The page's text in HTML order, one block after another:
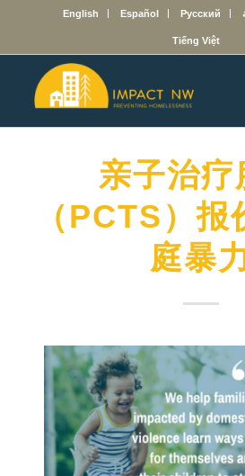
English Español Русский
Tiếng Việt
亲子治疗
（PCTS）
庭暴